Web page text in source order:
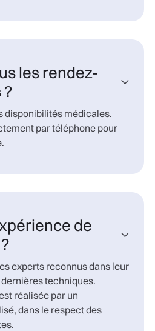
les rendez-

disponibilités médicales.
par téléphone pour
de

experts reconnus dans leur
techniques.
réalisée par un
dans le respect des